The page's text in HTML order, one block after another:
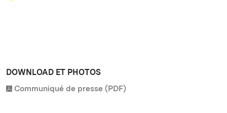
DOWNLOAD ET PHOTOS
Communiqué de presse (PDF)